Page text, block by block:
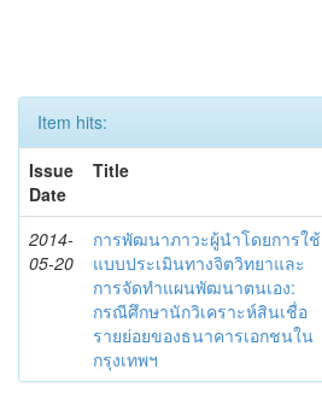
Item hits:
Issue
Date
Title
2014-
05-20
การพัฒนาภาวะผู้นำโดยการใช้
แบบประเมินทางจิตวิทยาและ
การจัดทำแผนพัฒนาตนเอง:
กรณีศึกษานักวิเคราะห์สินเชื่อ
รายย่อยของธนาคารเอกชนใน
กรุงเทพฯ